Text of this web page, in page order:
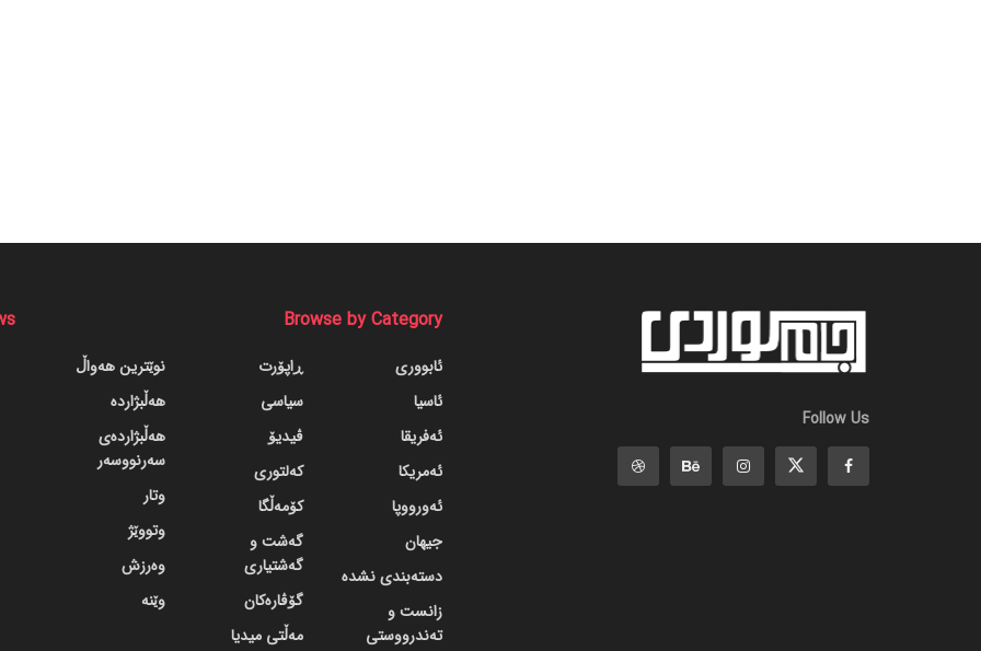
Follow Us
Browse by Category
ئابووری
ئاسیا
ئەفریقا
ئەمریکا
ئەورووپا
جیهان
دسته‌بندی نشده
زانست و
تەندرووستی
ڕاپۆرت
سیاسی
ڤیدیۆ
کەلتوری
کۆمەڵگا
گه‌شت و
گه‌شتیاری
گۆڤاره‌کان
مەڵتی میدیا
نوێترین هەواڵ
هەڵبژاردە
هەڵبژاردەی
سەرنووسەر
وتار
وتووێژ
وەرزش
وێنە